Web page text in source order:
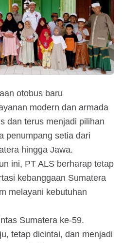
otobus baru
modern dan armada
dan terus menjadi pilihan
penumpang setia dari
hingga Jawa.
ini, PT ALS berharap tetap
kebanggaan Sumatera
melayani kebutuhan
Sumatera ke-59.
tetap dicintai, dan menjadi